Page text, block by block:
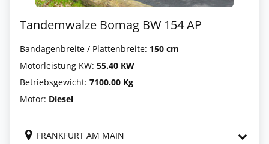
Tandemwalze Bomag BW 154 AP
Bandagenbreite / Plattenbreite: 150 cm
Motorleistung KW: 55.40 KW
Betriebsgewicht: 7100.00 Kg
Motor: Diesel
FRANKFURT AM MAIN